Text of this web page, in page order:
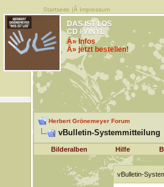
Startseite |Â Impressum
DAS IST LOS
CD / VINYL
Â» Infos
Â» jetzt bestellen!
Herbert Grönemeyer Forum
vBulletin-Systemmitteilung
Bilderalben Hilfe
vBulletin-